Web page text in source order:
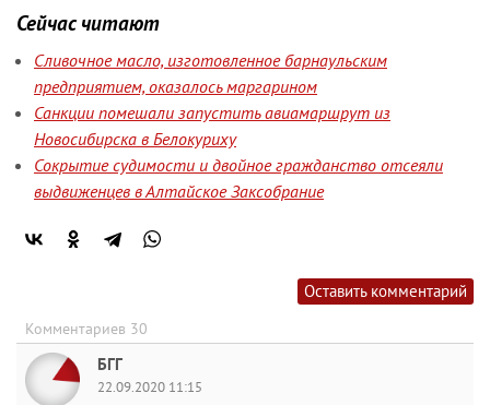
Сейчас читают
Сливочное масло, изготовленное барнаульским
предприятием, оказалось маргарином
Санкции помешали запустить авиамаршрут из
Новосибирска в Белокуриху
Сокрытие судимости и двойное гражданство отсеяли
выдвиженцев в Алтайское Заксобрание
Оставить комментарий
Комментариев 30
БГГ
22.09.2020 11:15